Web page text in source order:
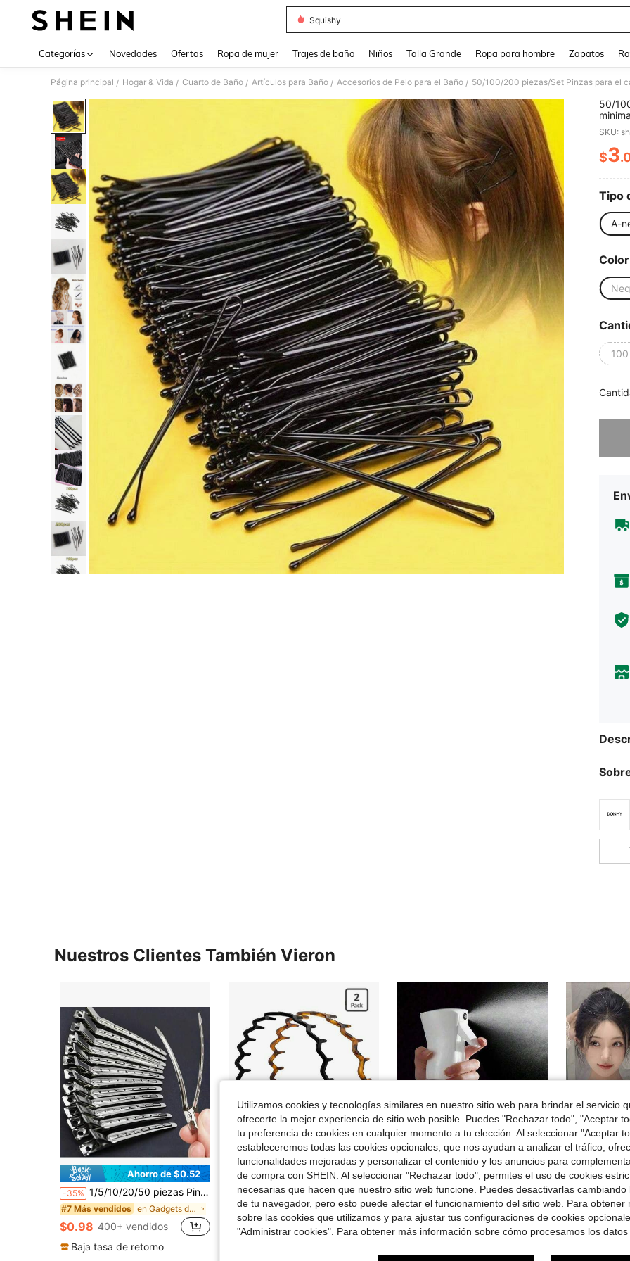
Squishy
Categorías Novedades Ofertas Ropa de mujer Trajes de baño Niños Talla Grande Ropa para hombre Zapatos
Página principal / Hogar & Vida / Cuarto de Baño / Artículos para Baño / Accesorios de Pelo para el Baño /
50/
ideal
SKU:
$3
Tipo
A-
Color
Nuestros Clientes También Vieron
Ahorro de $0.52
-35% 1/5/10/20/50 piezas Pinzas de sección para el cabello - Pinzas de cocodrilo para peinar cabello largo rizado y grueso, 20 paquetes de pinzas de caimán para mujeres, pinzas de salón de metal negro
#7 Más vendidos en Gadgets de baño Productos de bajo precio Aparat
$0.98 400+ vendidos
Baja tasa de retorno
-13% 1/2pcs/Set Diadema de mujer con diseño zigzag - Diadema y clip para el cabello, accesorios de moda, crea un peinado suave - Diadema ondulada cómoda | Diadema con peine | Regalo ideal para mujeres, negro y carey, adecuado para cabello rizado y liso, regalo del Día de la Madre
¡Casi agotado!
$1.30 1.6k+ vendidos
Ahorro de $0.21
-14% Botella de Rociado Continuo 2026 Nueva - Niebla Ultra Fina, Adecuada para Cabello, Limpieza del Hogar, Plantas, Artículos del Hogar, Botella de Rociado para Plancha de Vapor Portátil, Vaporizador Facial, Botella de Rociado de Alcohol Mini, Contenedor de Tónico, Decoración del Baño del Hogar, Multifuncional
#1 Más vendidos en Dispensadores de jabón y loción y botellas disp
$1.29 6.2k+ vendidos
-7% Almohadilla de esponja esponjosa para el cabello, herramienta para levantar la raíz, accesorio para el cabello de mujer, almohadilla de cabello invisible, peine de esponja invisible de doble cara, clip de esponja BB para el
#1 Más
¡Casi agotado!
#1 Más
¡Casi
#1 Más
¡Casi
#1 Más
$1.40 60+
Utilizamos cookies y tecnologías similares en nuestro sitio web para brindar el servicio
ofrecerte la mejor experiencia de sitio web posible. Puedes "Rechazar todo", "Aceptar
tu preferencia de cookies en cualquier momento a tu elección. Al seleccionar "Aceptar
estableceremos todas las cookies opcionales, que nos ayudan a analizar el tráfico,
funcionalidades mejoradas y personalizar el contenido y los anuncios para
de compra con SHEIN. Al seleccionar "Rechazar todo", permites el uso de cookies
necesarias que hacen que nuestro sitio web funcione. Puedes desactivarlas cambiando
de tu navegador, pero esto puede afectar el funcionamiento del sitio web. Para obtener
sobre las cookies que utilizamos y para ajustar tus configuraciones de cookies
"Administrar cookies". Para obtener más información sobre cómo procesamos los datos